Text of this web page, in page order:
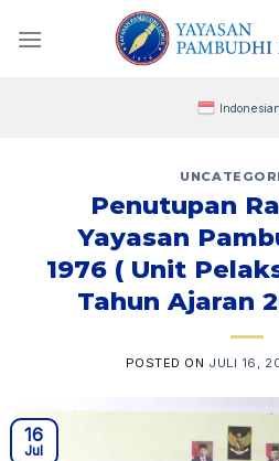
Indonesian
Penutupan
Yayasan
1976 ( Unit
Tahun Ajaran
POSTED ON JULI 16,
16
Jul